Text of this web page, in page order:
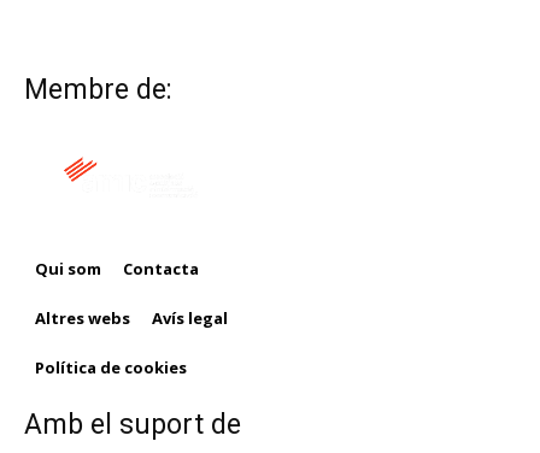
Membre de:
Qui som Contacta
Altres webs Avís legal
Política de cookies
Amb el suport de